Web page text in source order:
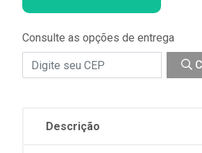
Consulte as opções de entrega
Descrição